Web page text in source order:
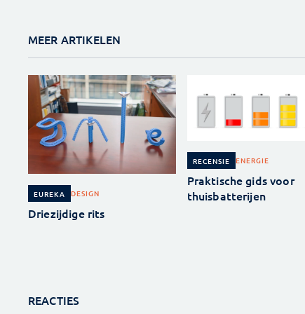
MEER ARTIKELEN
EUREKA DESIGN
Driezijdige rits
RECENSIE ENERGIE
Praktische gids voor
thuisbatterijen
REACTIES